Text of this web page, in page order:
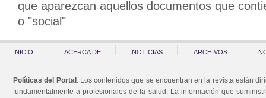
que aparezcan aquellos documentos que
o "social"
INICIO ACERCA DE NOTICIAS ARCHIVOS
Políticas del Portal . Los contenidos que se encuentran en la revista están
fundamentalmente a profesionales de la salud. La información que